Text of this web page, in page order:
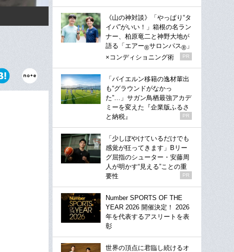
《山の神対談》「やっぱり“タ
イパ”がいい！」箱根の名ラン
ナー、柏原竜二と神野大地が
語る「エアー®サロンパス® 」
×コンディショニング術
PR
「バイエルン移籍の逸材輩出
も“グラウンドがなかっ
た”…」サガン鳥栖最強アカデ
ミーを変えた『企業版ふるさ
と納税』
PR
「少しぼやけているだけでも
感覚が狂ってきます」Bリー
グ屈指のシューター・安藤周
人が明かす“見える”ことの重
要性
PR
Number SPORTS OF THE
YEAR 2026 開催決定！ 2026
年を代表するアスリートを表
彰
世界の頂点に君臨し続けるオ